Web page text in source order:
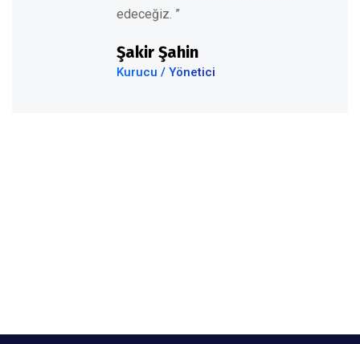
edeceğiz. ”
Şakir Şahin
Kurucu / Yönetici